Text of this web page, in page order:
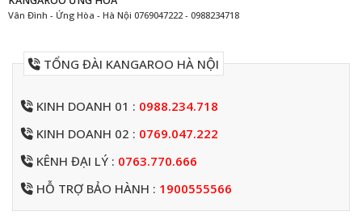
Vân Đình - Ứng Hòa - Hà Nội 0769047222 - 0988234718
TỔNG ĐÀI KANGAROO HÀ NỘI
KINH DOANH 01 : 0988.234.718
KINH DOANH 02 : 0769.047.222
KÊNH ĐẠI LÝ : 0763.770.666
HỖ TRỢ BẢO HÀNH : 1900555566